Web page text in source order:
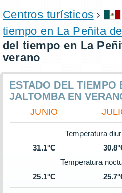
Centros turísticos
tiempo en La Peñita
del tiempo en La
verano
ESTADO DEL TIEMPO
JALTOMBA EN
JUNIO
Temperatura
31.1°C
Temperatura
25.1°C